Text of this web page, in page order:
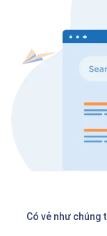
Có vẻ như chúng